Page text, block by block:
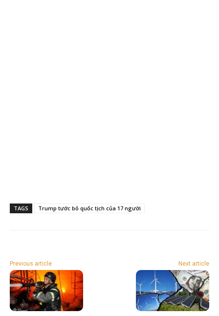
TAGS Trump tước bỏ quốc tịch của 17 người
Previous article Next article